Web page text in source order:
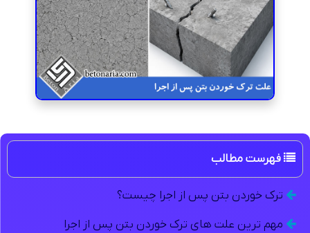
فهرست مطالب
ترک خوردن بتن پس از اجرا چیست؟
مهم ترین علت های ترک خوردن بتن پس از اجرا